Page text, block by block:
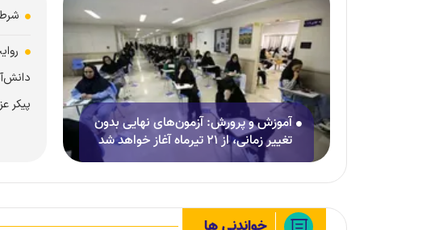
آموزش و پرورش: آزمون‌های نهایی بدون
تغییر زمانی، از ۲۱ تیرماه آغاز خواهد شد
پیکر